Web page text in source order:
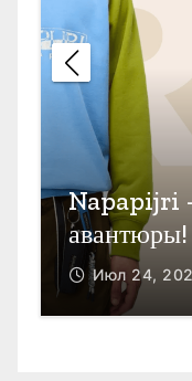
Открыть
Июл 23,